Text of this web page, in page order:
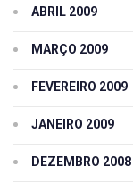
ABRIL 2009
MARÇO 2009
FEVEREIRO 2009
JANEIRO 2009
DEZEMBRO 2008